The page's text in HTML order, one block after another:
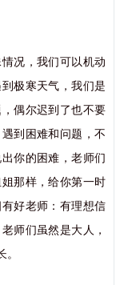
况，我们可以机动
极寒天气，我们是
偶尔迟到了也不要
到困难和问题，不
你的困难，老师们
那样，给你第一时
好老师：有理想信
师们虽然是大人，